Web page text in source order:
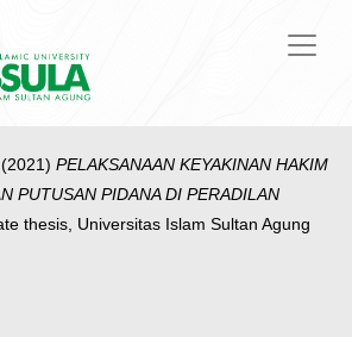
(2021) PELAKSANAAN KEYAKINAN HAKIM
PUTUSAN PIDANA DI PERADILAN
thesis, Universitas Islam Sultan Agung